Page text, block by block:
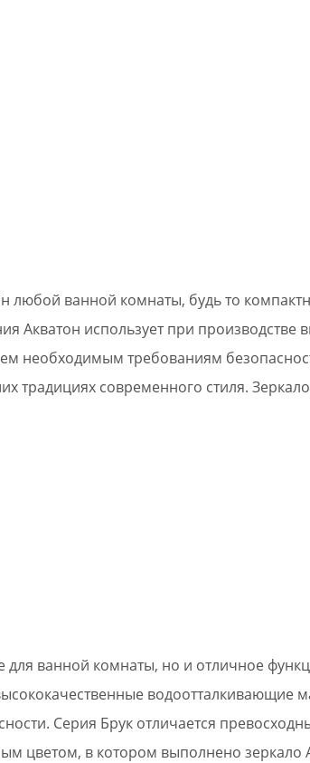
любой ванной комнаты, будь то
Акватон использует при производстве
необходимым требованиям
современного стиля.
для ванной комнаты, но и отличное
водоотталкивающие
Серия Брук отличается
цветом, в котором выполнено зеркало